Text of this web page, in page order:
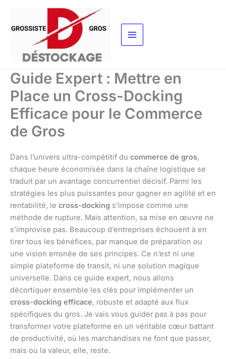
contenu
Guide Expert : Mettre en
Place un Cross-Docking
Efficace pour le Commerce
de Gros
Dans l’univers ultra-compétitif du commerce de gros,
chaque heure économisée dans la chaîne logistique se
traduit par un avantage concurrentiel décisif. Parmi les
stratégies les plus puissantes pour gagner en agilité et en
rentabilité, le cross-docking s’impose comme une
méthode de rupture. Mais attention, sa mise en œuvre ne
s’improvise pas. Beaucoup d’entreprises échouent à en
tirer tous les bénéfices, par manque de préparation ou
une vision erronée de ses principes. Ce n’est ni une
simple plateforme de transit, ni une solution magique
universelle. Dans ce guide expert, nous allons
décortiquer ensemble les clés pour implémenter un
cross-docking efficace, robuste et adapté aux flux
spécifiques du gros. Je vais vous guider pas à pas pour
transformer votre plateforme en un véritable cœur battant
de productivité, où les marchandises ne font que passer,
mais où la valeur, elle, reste.